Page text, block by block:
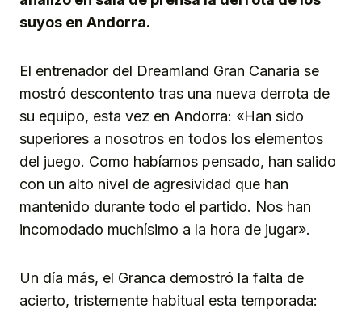
suyos en Andorra.
El entrenador del Dreamland Gran Canaria se
mostró descontento tras una nueva derrota de
su equipo, esta vez en Andorra: «Han sido
superiores a nosotros en todos los elementos
del juego. Como habíamos pensado, han salido
con un alto nivel de agresividad que han
mantenido durante todo el partido. Nos han
incomodado muchísimo a la hora de jugar».
Un día más, el Granca demostró la falta de
acierto, tristemente habitual esta temporada: